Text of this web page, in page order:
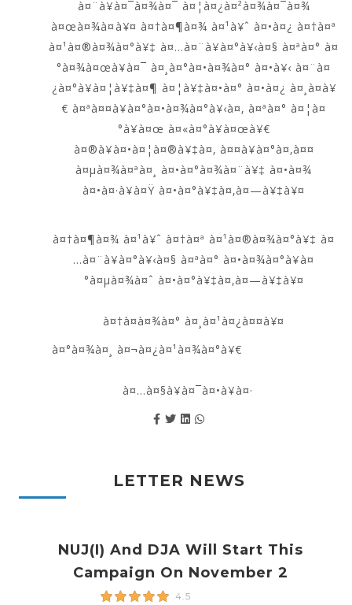
à¤¨à¥à¤¯à¤¾à¤¯ à¤¦à¤¿à¤²à¤¾à¤¯à¤¾
à¤œà¤¾à¤à¥¤ à¤†à¤¶à¤¾ à¤¹à¥ˆ à¤•à¤¿ à¤†à¤ª
à¤¹à¤®à¤¾à¤°à¥‡ à¤…à¤¨à¥à¤°à¥‹à¤§ à¤ªà¤° à¤
°à¤¾à¤œà¥à¤¯ à¤¸à¤°à¤•à¤¾à¤° à¤•à¥‹ à¤¨à¤
¿à¤°à¥à¤¦à¥‡à¤¶ à¤¦à¥‡à¤•à¤° à¤•à¤¿ à¤¸à¤­à¥
€ à¤ªà¤¤à¥à¤°à¤•à¤¾à¤°à¥‹à¤‚ à¤ªà¤° à¤¦à¤
°à¥à¤œ à¤«à¤°à¥à¤œà¥€
à¤®à¥à¤•à¤¦à¤®à¥‡à¤‚ à¤¤à¥à¤°à¤‚à¤¤
à¤µà¤¾à¤ªà¤¸ à¤•à¤°à¤¾à¤¨à¥‡ à¤•à¤¾
à¤•à¤·à¥à¤Ÿ à¤•à¤°à¥‡à¤‚à¤—à¥‡à¥¤
à¤†à¤¶à¤¾ à¤¹à¥ˆ à¤†à¤ª à¤¹à¤®à¤¾à¤°à¥‡ à¤
…à¤¨à¥à¤°à¥‹à¤§ à¤ªà¤° à¤•à¤¾à¤°à¥à¤
°à¤µà¤¾à¤ˆ à¤•à¤°à¥‡à¤‚à¤—à¥‡à¥¤
à¤†à¤­à¤¾à¤° à¤¸à¤¹à¤¿à¤¤à¥¤
à¤°à¤¾à¤¸ à¤¬à¤¿à¤¹à¤¾à¤°à¥€
à¤…à¤§à¥à¤¯à¤•à¥à¤·
LETTER NEWS
NUJ(I) And DJA Will Start This
Campaign On November 2
4.5